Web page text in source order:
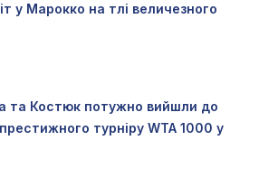
у Марокко на тлі величезного
та Костюк потужно вийшли до
турніру WTA 1000 у